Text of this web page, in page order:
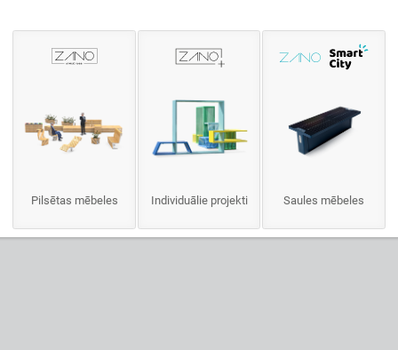
Pilsētas mēbeles Individuālie projekti Saules mēbeles